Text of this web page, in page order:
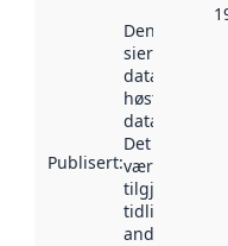
Publisert:
Denne datoen
sier når
datasettet ble
høstet av
data.norge.no.
Det kan ha
vært
tilgjengelig
tidligere
andre steder.